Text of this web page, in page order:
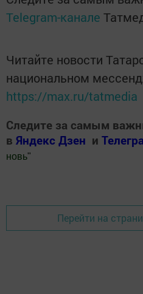
Telegram-канале
Читайте новости
национальном
https://max.ru/tatmedia
Следите за самым
в Яндекс Дзен и
новь"
Перейти на